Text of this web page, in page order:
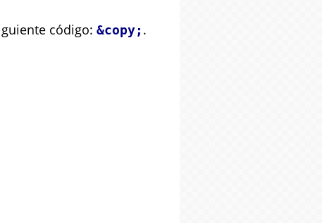
código: &copy; .